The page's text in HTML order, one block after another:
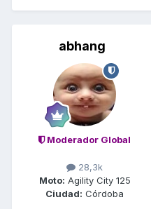
abhang
Moderador Global
28,3k
Moto: Agility City 125
Ciudad: Córdoba